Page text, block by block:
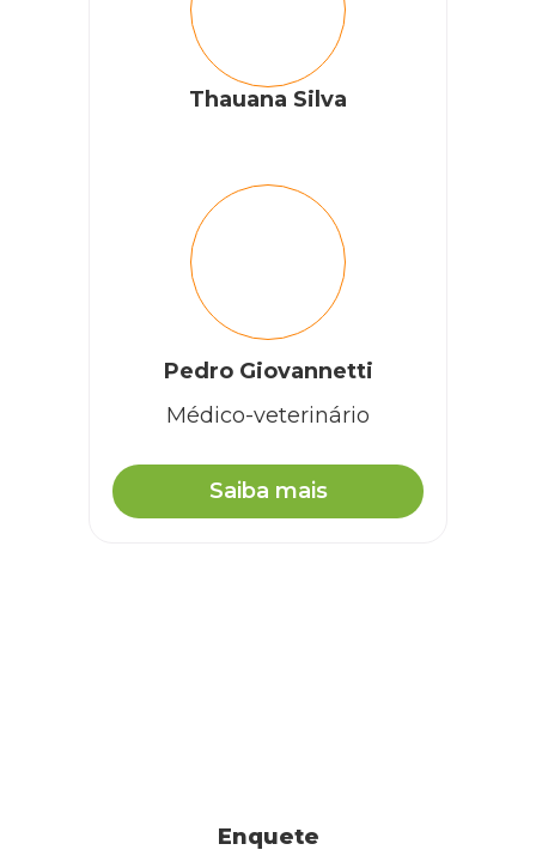
Thauana Silva
Pedro Giovannetti
Médico-veterinário
Saiba mais
Enquete